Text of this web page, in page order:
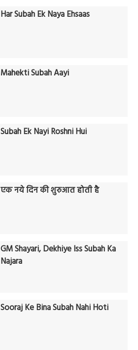
Har Subah Ek Naya Ehsaas
Mahekti Subah Aayi
Subah Ek Nayi Roshni Hui
एक नये दिन की शुरुआत होती है
GM Shayari, Dekhiye Iss Subah Ka
Najara
Sooraj Ke Bina Subah Nahi Hoti